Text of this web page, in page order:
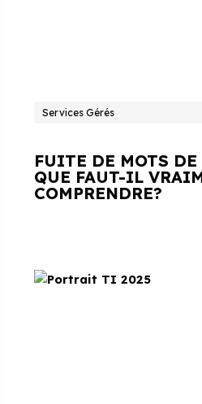
Services Gérés
FUITE DE MOTS
QUE FAUT-IL
COMPRENDRE?